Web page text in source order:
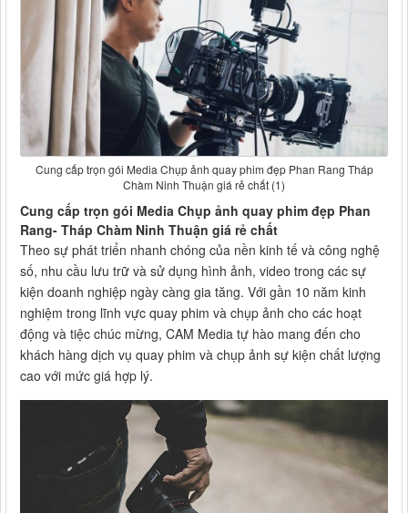
Cung cấp trọn gói Media Chụp ảnh quay phim đẹp Phan Rang Tháp
Chàm Ninh Thuận giá rẻ chất (1)
Cung cấp trọn gói Media Chụp ảnh quay phim đẹp Phan
Rang- Tháp Chàm Ninh Thuận giá rẻ chất
Theo sự phát triển nhanh chóng của nền kinh tế và công nghệ
số, nhu cầu lưu trữ và sử dụng hình ảnh, video trong các sự
kiện doanh nghiệp ngày càng gia tăng. Với gần 10 năm kinh
nghiệm trong lĩnh vực quay phim và chụp ảnh cho các hoạt
động và tiệc chúc mừng, CAM Media tự hào mang đến cho
khách hàng dịch vụ quay phim và chụp ảnh sự kiện chất lượng
cao với mức giá hợp lý.